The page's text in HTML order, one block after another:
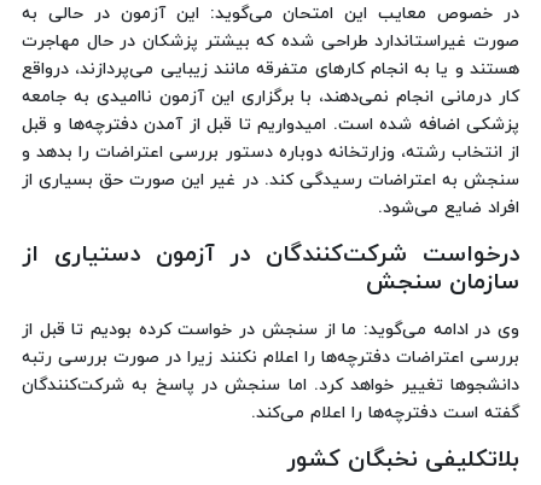
در خصوص معایب این امتحان می‌گوید: این آزمون در حالی به
صورت غیراستاندارد طراحی شده که بیشتر پزشکان در حال مهاجرت
هستند و یا به انجام کارهای متفرقه مانند زیبایی می‌پردازند، درواقع
کار درمانی انجام نمی‌دهند، با برگزاری این آزمون ناامیدی به جامعه
پزشکی اضافه شده است. امیدواریم تا قبل از آمدن دفترچه‌ها و قبل
از انتخاب رشته، وزارتخانه دوباره دستور بررسی اعتراضات را بدهد و
سنجش به اعتراضات رسیدگی کند. در غیر این صورت حق بسیاری از
افراد ضایع می‌شود.
درخواست شرکت‌کنندگان در آزمون دستیاری از
سازمان سنجش
وی در ادامه می‌گوید: ما از سنجش در خواست کرده بودیم تا قبل از
بررسی اعتراضات دفترچه‌ها را اعلام نکنند زیرا در صورت بررسی رتبه
دانشجوها تغییر خواهد کرد. اما سنجش در پاسخ به شرکت‌کنندگان
گفته‌ است دفترچه‌ها را اعلام می‌کند.
بلاتکلیفی نخبگان کشور